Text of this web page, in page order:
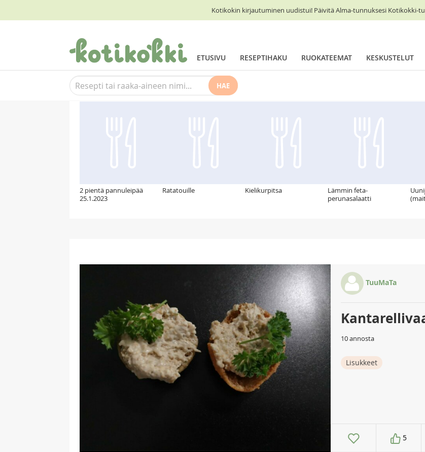
Kotikokin kirjautuminen uudistui! Päivitä Alma-tunnuksesi Kotikokki-
ETUSIVU RESEPTIHAKU RUOKATEEMAT KESKUSTELUT
HAE
Suosittelemme myös
2 pientä pannuleipää
25.1.2023
Ratatouille Kielikurpitsa
Lämmin feta-
perunasalaatti
TuuMaTa
10 annosta
Lisukkeet
5